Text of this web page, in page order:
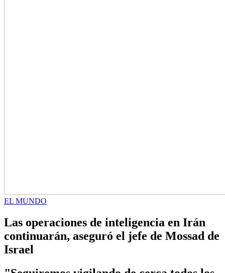
EL MUNDO
Las operaciones de inteligencia en Irán
continuarán, aseguró el jefe de Mossad de
Israel